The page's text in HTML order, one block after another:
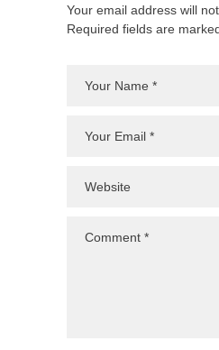
Your email address will
Required fields are